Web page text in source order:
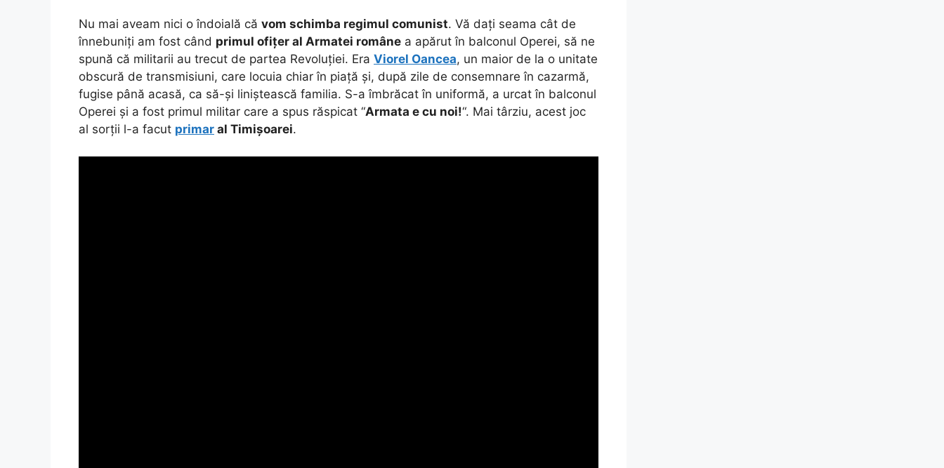
Nu mai aveam nici o îndoială că vom schimba regimul comunist. Vă dați seama cât de
înnebuniți am fost când primul ofițer al Armatei române a apărut în balconul Operei, să ne
spună că militarii au trecut de partea Revoluției. Era Viorel Oancea, un maior de la o unitate
obscură de transmisiuni, care locuia chiar în piață și, după zile de consemnare în cazarmă,
fugise până acasă, ca să-și liniștească familia. S-a îmbrăcat în uniformă, a urcat în balconul
Operei și a fost primul militar care a spus răspicat “Armata e cu noi!“. Mai târziu, acest joc
al sorții l-a facut primar al Timișoarei.